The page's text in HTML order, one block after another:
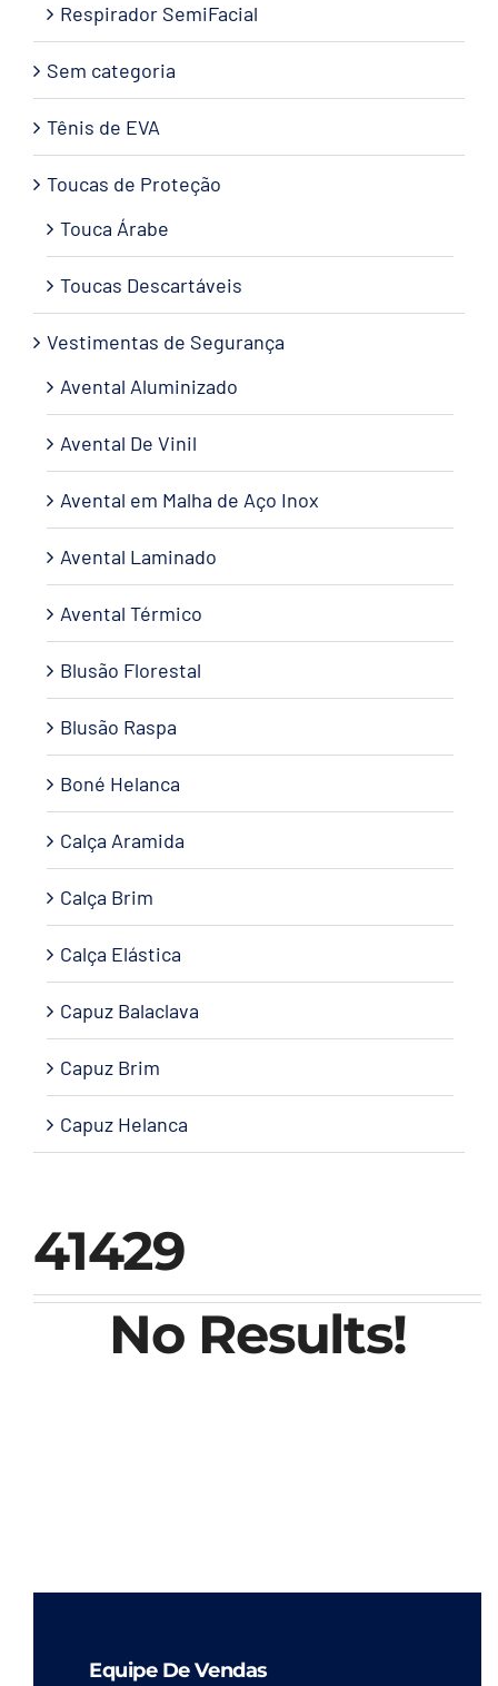
41429
No Results!
Respirador SemiFacial
Sem categoria
Tênis de EVA
Toucas de Proteção
Touca Árabe
Toucas Descartáveis
Vestimentas de Segurança
Avental Aluminizado
Avental De Vinil
Avental em Malha de Aço Inox
Avental Laminado
Avental Térmico
Blusão Florestal
Blusão Raspa
Boné Helanca
Calça Aramida
Calça Brim
Calça Elástica
Capuz Balaclava
Capuz Brim
Capuz Helanca
Equipe De Vendas